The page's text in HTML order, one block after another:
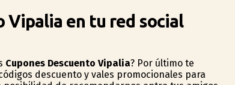
Vipalia en tu red social
Cupones Descuento Vipalia? Por último te
descuento y vales promocionales para